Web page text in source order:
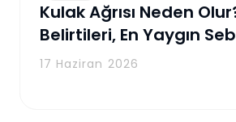
Kulak Ağrısı Neden
Belirtileri, En Yaygın
Etkili Tedavi Yöntemleri
17 Haziran 2026